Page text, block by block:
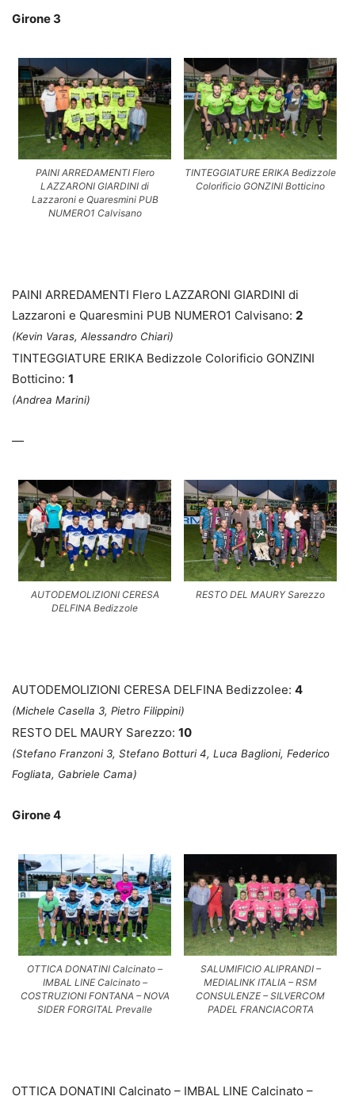
Girone 3
PAINI ARREDAMENTI Flero
LAZZARONI GIARDINI di
Lazzaroni e Quaresmini PUB
NUMERO1 Calvisano
TINTEGGIATURE ERIKA Bedizzole
Colorificio GONZINI Botticino
PAINI ARREDAMENTI Flero LAZZARONI GIARDINI di
Lazzaroni e Quaresmini PUB NUMERO1 Calvisano: 2
(Kevin Varas, Alessandro Chiari)
TINTEGGIATURE ERIKA Bedizzole Colorificio GONZINI
Botticino: 1
(Andrea Marini)
—
AUTODEMOLIZIONI CERESA
DELFINA Bedizzole
RESTO DEL MAURY Sarezzo
AUTODEMOLIZIONI CERESA DELFINA Bedizzolee: 4
(Michele Casella 3, Pietro Filippini)
RESTO DEL MAURY Sarezzo: 10
(Stefano Franzoni 3, Stefano Botturi 4, Luca Baglioni, Federico
Fogliata, Gabriele Cama)
Girone 4
OTTICA DONATINI Calcinato –
IMBAL LINE Calcinato –
COSTRUZIONI FONTANA – NOVA
SIDER FORGITAL Prevalle
SALUMIFICIO ALIPRANDI –
MEDIALINK ITALIA – RSM
CONSULENZE – SILVERCOM
PADEL FRANCIACORTA
OTTICA DONATINI Calcinato – IMBAL LINE Calcinato –